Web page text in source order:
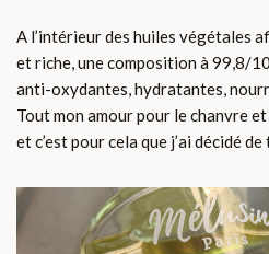
A l’intérieur des huiles végétales
et riche, une composition à 99,8/
anti-oxydantes, hydratantes,
Tout mon amour pour le chanvre
et c’est pour cela que j’ai décidé